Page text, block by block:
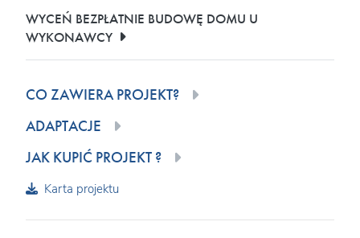
WYCEŃ BEZPŁATNIE BUDOWĘ DOMU U
WYKONAWCY
CO ZAWIERA PROJEKT?
ADAPTACJE
JAK KUPIĆ PROJEKT ?
Karta projektu